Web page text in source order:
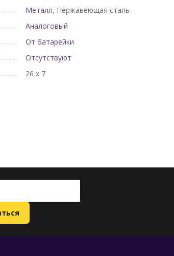
Металл, Нержавеющая сталь
Аналоговый
От батарейки
Отсутствуют
26 х 7